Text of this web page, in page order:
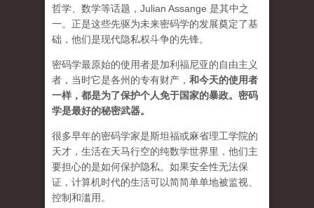
哲学、数学等话题，Julian Assange 是其中之
一。正是这些先驱为未来密码学的发展奠定了基
础，他们是现代隐私权斗争的先锋。
密码学最原始的使用者是加利福尼亚的自由主义
者，当时它是各州的专有财产， 和今天的使用者
一样，都是为了保护个人免于国家的暴政。密码
学是最好的秘密武器。
很多早年的密码学家是斯坦福或麻省理工学院的
天才，生活在天马行空的纯数学世界里，他们主
要担心的是如何保护隐私。如果安全性无法保
证，计算机时代的生活可以简简单单地被监视、
控制和滥用。